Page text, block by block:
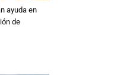
ayuda en
de